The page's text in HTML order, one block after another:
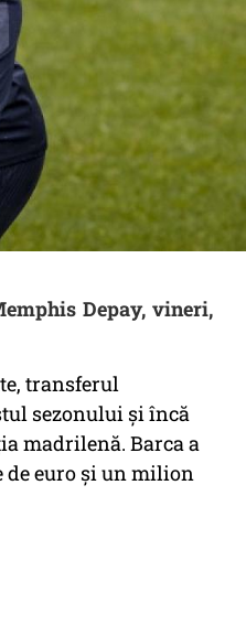
Depay, vineri,
transferul
sezonului şi încă
madrilenă. Barca a
de euro şi un milion